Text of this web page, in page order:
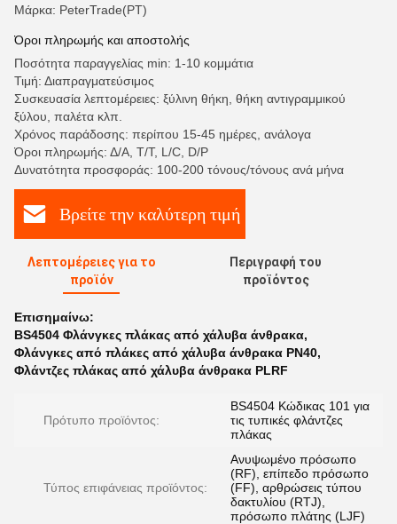
Μάρκα: PeterTrade(PT)
Όροι πληρωμής και αποστολής
Ποσότητα παραγγελίας min: 1-10 κομμάτια
Τιμή: Διαπραγματεύσιμος
Συσκευασία λεπτομέρειες: ξύλινη θήκη, θήκη αντιγραμμικού
ξύλου, παλέτα κλπ.
Χρόνος παράδοσης: περίπου 15-45 ημέρες, ανάλογα
Όροι πληρωμής: Δ/Α, T/T, L/C, D/P
Δυνατότητα προσφοράς: 100-200 τόνους/τόνους ανά μήνα
Βρείτε την καλύτερη τιμή
Λεπτομέρειες για το
προϊόν
Περιγραφή του
προϊόντος
Επισημαίνω:
BS4504 Φλάνγκες πλάκας από χάλυβα άνθρακα,
Φλάνγκες από πλάκες από χάλυβα άνθρακα PN40,
Φλάντζες πλάκας από χάλυβα άνθρακα PLRF
Πρότυπο προϊόντος:
BS4504 Κώδικας 101 για
τις τυπικές φλάντζες
πλάκας
Τύπος επιφάνειας προϊόντος:
Ανυψωμένο πρόσωπο
(RF), επίπεδο πρόσωπο
(FF), αρθρώσεις τύπου
δακτυλίου (RTJ),
πρόσωπο πλάτης (LJF)